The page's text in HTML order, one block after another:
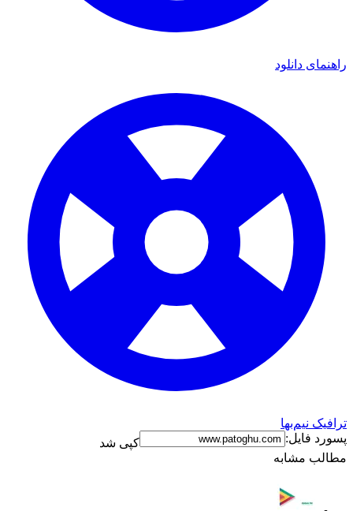
راهنمای دانلود
ترافیک نیم‌بها
پسورد فایل:
کپی شد
مطالب مشابه